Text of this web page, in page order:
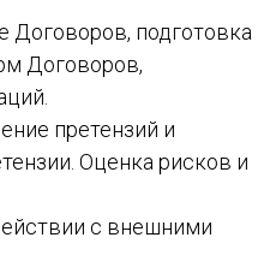
Договоров, подготовка
Договоров,
претензий и
Оценка рисков и
с внешними